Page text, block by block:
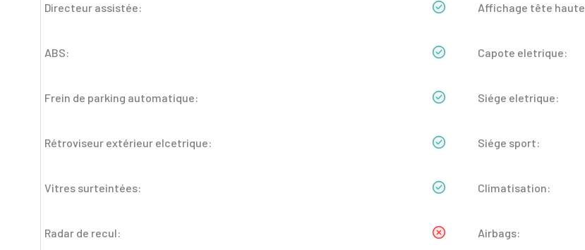
Directeur assistée:
ABS:
Frein de parking automatique:
Rétroviseur extérieur elcetrique:
Vitres surteintées:
Radar de recul:
Affichage tête
Capote eletrique:
Siége eletrique:
Siége sport:
Climatisation:
Airbags: